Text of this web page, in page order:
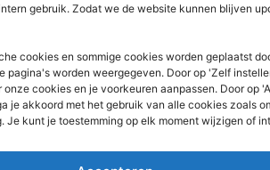
gebruik. Zodat we de website kunnen blijven
cookies en sommige cookies worden geplaatst
pagina's worden weergegeven. Door op 'Zelf
onze cookies en je voorkeuren aanpassen. Door op
je akkoord met het gebruik van alle cookies zoals
Je kunt je toestemming op elk moment wijzigen of